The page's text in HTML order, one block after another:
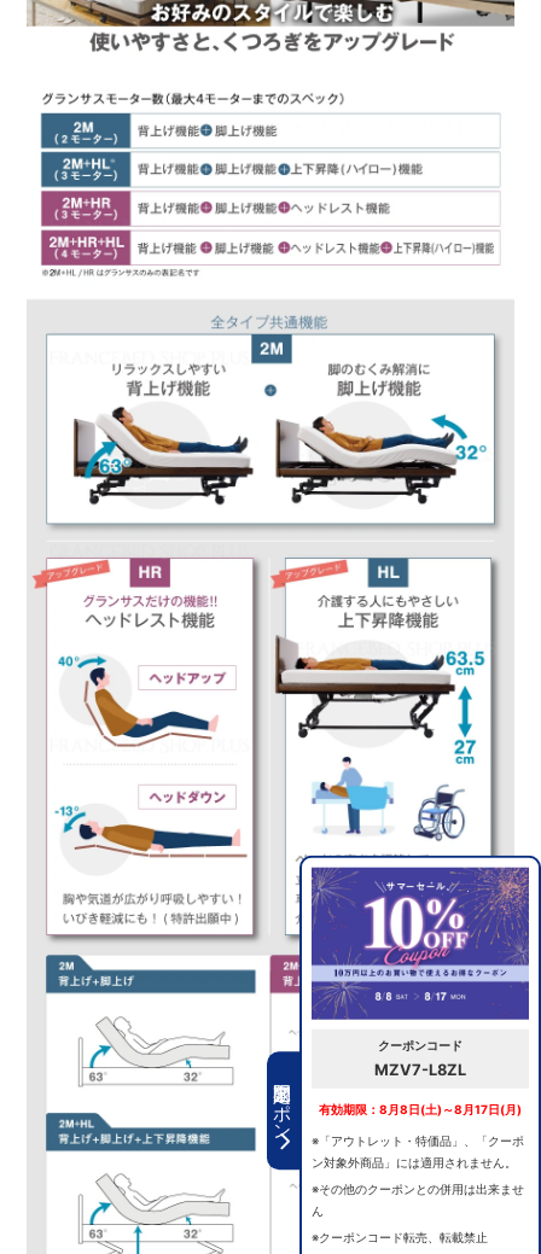
期間限定クーポン
クーポンコード
MZV7-L8ZL
有効期限：8月8日(土)～8月17日(月)
※「アウトレット・特価品」、「クーポ
ン対象外商品」には適用されません。
※その他のクーポンとの併用は出来ませ
ん
※クーポンコード転売、転載禁止